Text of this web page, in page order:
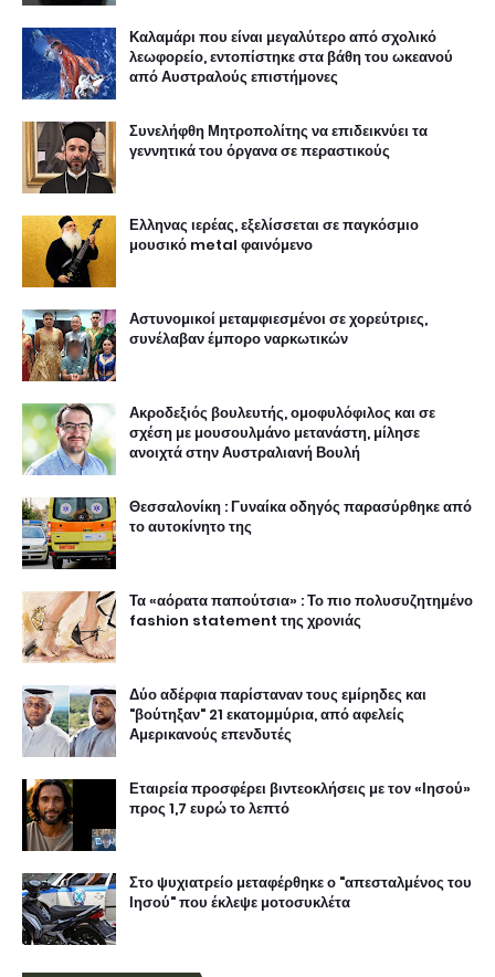
Καλαμάρι που είναι μεγαλύτερο από σχολικό
λεωφορείο, εντοπίστηκε στα βάθη του ωκεανού
από Αυστραλούς επιστήμονες
Συνελήφθη Μητροπολίτης να επιδεικνύει τα
γεννητικά του όργανα σε περαστικούς
Ελληνας ιερέας, εξελίσσεται σε παγκόσμιο
μουσικό metal φαινόμενο
Αστυνομικοί μεταμφιεσμένοι σε χορεύτριες,
συνέλαβαν έμπορο ναρκωτικών
Ακροδεξιός βουλευτής, ομοφυλόφιλος και σε
σχέση με μουσουλμάνο μετανάστη, μίλησε
ανοιχτά στην Αυστραλιανή Βουλή
Θεσσαλονίκη : Γυναίκα οδηγός παρασύρθηκε από
το αυτοκίνητο της
Τα «αόρατα παπούτσια» : Το πιο πολυσυζητημένο
fashion statement της χρονιάς
Δύο αδέρφια παρίσταναν τους εμίρηδες και
"βούτηξαν" 21 εκατομμύρια, από αφελείς
Αμερικανούς επενδυτές
Εταιρεία προσφέρει βιντεοκλήσεις με τον «Ιησού»
προς 1,7 ευρώ το λεπτό
Στο ψυχιατρείο μεταφέρθηκε ο "απεσταλμένος του
Ιησού" που έκλεψε μοτοσυκλέτα